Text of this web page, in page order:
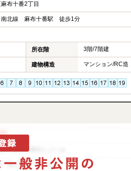
布十番2丁目
南北線 麻布十番駅 徒歩1分
所在階 3階/7階建
建物構造 マンション/RC造